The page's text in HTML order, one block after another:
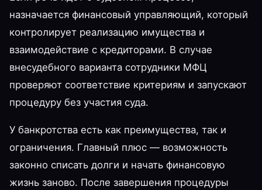
назначается финансовый управляющий, который
контролирует реализацию имущества и
взаимодействие с кредиторами. В случае
внесудебного варианта сотрудники МФЦ
проверяют соответствие критериям и запускают
процедуру без участия суда.
У банкротства есть как преимущества, так и
ограничения. Главный плюс — возможность
законно списать долги и начать финансовую
жизнь заново. После завершения процедуры